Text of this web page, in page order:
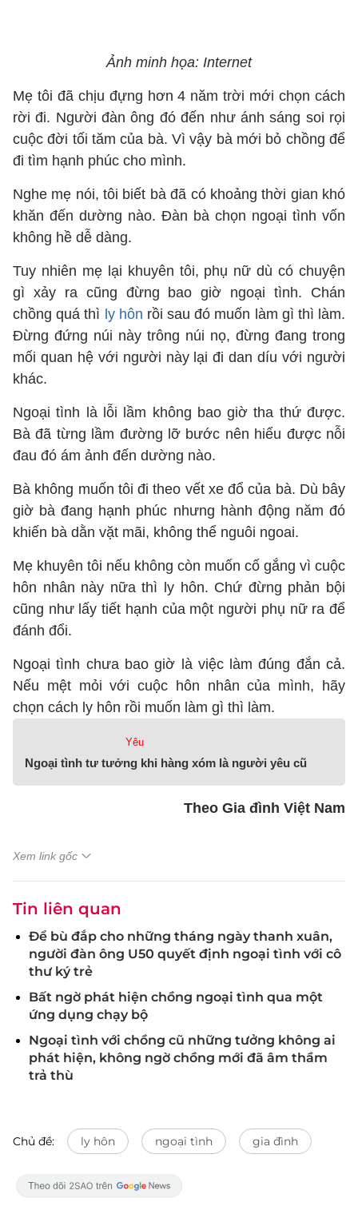
Ảnh minh họa: Internet
Mẹ tôi đã chịu đựng hơn 4 năm trời mới chọn cách
rời đi. Người đàn ông đó đến như ánh sáng soi rọi
cuộc đời tối tăm của bà. Vì vậy bà mới bỏ chồng để
đi tìm hạnh phúc cho mình.
Nghe mẹ nói, tôi biết bà đã có khoảng thời gian khó
khăn đến dường nào. Đàn bà chọn ngoại tình vốn
không hề dễ dàng.
Tuy nhiên mẹ lại khuyên tôi, phụ nữ dù có chuyện
gì xảy ra cũng đừng bao giờ ngoại tình. Chán
chồng quá thì ly hôn rồi sau đó muốn làm gì thì làm.
Đừng đứng núi này trông núi nọ, đừng đang trong
mối quan hệ với người này lại đi dan díu với người
khác.
Ngoại tình là lỗi lầm không bao giờ tha thứ được.
Bà đã từng lầm đường lỡ bước nên hiểu được nỗi
đau đó ám ảnh đến dường nào.
Bà không muốn tôi đi theo vết xe đổ của bà. Dù bây
giờ bà đang hạnh phúc nhưng hành động năm đó
khiến bà dằn vặt mãi, không thể nguôi ngoai.
Mẹ khuyên tôi nếu không còn muốn cố gắng vì cuộc
hôn nhân này nữa thì ly hôn. Chứ đừng phản bội
cũng như lấy tiết hạnh của một người phụ nữ ra để
đánh đổi.
Ngoại tình chưa bao giờ là việc làm đúng đắn cả.
Nếu mệt mỏi với cuộc hôn nhân của mình, hãy
chọn cách ly hôn rồi muốn làm gì thì làm.
Yêu
Ngoại tình tư tưởng khi hàng xóm là người yêu cũ
Theo Gia đình Việt Nam
Xem link gốc
Tin liên quan
Để bù đắp cho những tháng ngày thanh xuân,
người đàn ông U50 quyết định ngoại tình với cô
thư ký trẻ
Bất ngờ phát hiện chồng ngoại tình qua một
ứng dụng chạy bộ
Ngoại tình với chồng cũ những tưởng không ai
phát hiện, không ngờ chồng mới đã âm thầm
trả thù
Chủ đề: ly hôn ngoại tình gia đình